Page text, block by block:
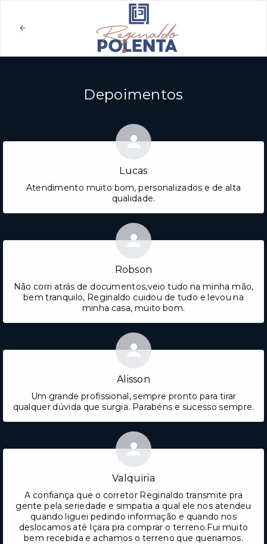
Depoimentos
Lucas
Atendimento muito bom, personalizados e de alta
qualidade.
Robson
Não corri atrás de documentos,veio tudo na minha mão,
bem tranquilo, Reginaldo cuidou de tudo e levou na
minha casa, muito bom.
Alisson
Um grande profissional, sempre pronto para tirar
qualquer dúvida que surgia. Parabéns e sucesso sempre.
Valquiria
A confiança que o corretor Reginaldo transmite pra
gente pela seriedade e simpatia a qual ele nos atendeu
quando liguei pedindo informação e quando nos
deslocamos até Içara pra comprar o terreno.Fui muito
bem recebida e achamos o terreno que queriamos.